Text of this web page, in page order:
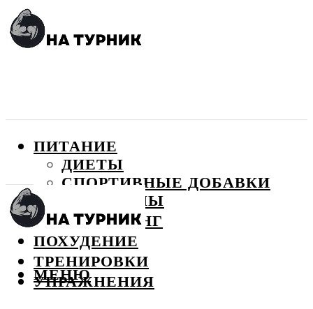
ПИТАНИЕ
ДИЕТЫ
СПОРТИВНЫЕ ДОБАВКИ
ВИТАМИНЫ
БОДИБИЛДИНГ
ПОХУДЕНИЕ
ТРЕНИРОВКИ
УПРАЖНЕНИЯ
МЕНЮ